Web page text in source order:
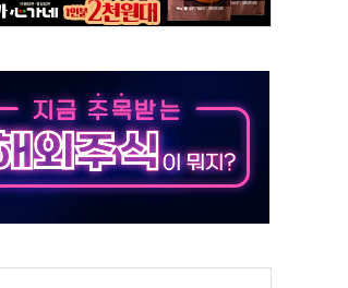
단지 주목
식 봉사
다 재개발 사업성 개선↑